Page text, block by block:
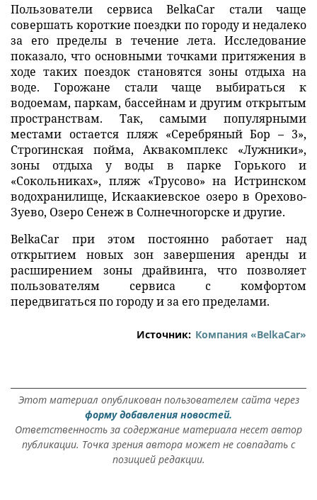
Пользователи сервиса BelkaCar стали чаще
совершать короткие поездки по городу и недалеко
за его пределы в течение лета. Исследование
показало, что основными точками притяжения в
ходе таких поездок становятся зоны отдыха на
воде. Горожане стали чаще выбираться к
водоемам, паркам, бассейнам и другим открытым
пространствам. Так, самыми популярными
местами остается пляж «Серебряный Бор – 3»,
Строгинская пойма, Аквакомплекс «Лужники»,
зоны отдыха у воды в парке Горького и
«Сокольниках», пляж «Трусово» на Истринском
водохранилище, Искаакиевское озеро в Орехово-
Зуево, Озеро Сенеж в Солнечногорске и другие.
BelkaCar при этом постоянно работает над
открытием новых зон завершения аренды и
расширением зоны драйвинга, что позволяет
пользователям сервиса с комфортом
передвигаться по городу и за его пределами.
Источник: Компания «BelkaCar»
Этот материал опубликован пользователем сайта через
форму добавления новостей.
Ответственность за содержание материала несет автор
публикации. Точка зрения автора может не совпадать с
позицией редакции.